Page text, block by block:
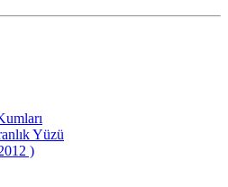
Yüzü
)